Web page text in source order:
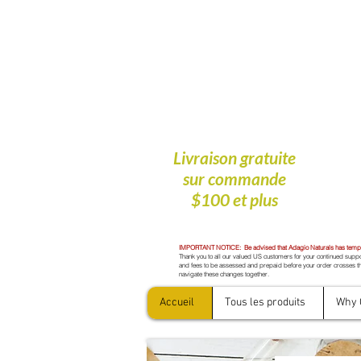
Livraison gratuite
sur commande
$100 et plus
IMPORTANT NOTICE: Be advised that Adagio Naturals has
Thank you to all our valued US customers for your continued
and fees to be assessed and prepaid before your order crosses
navigate these changes together.
Accueil Tous les produits Why